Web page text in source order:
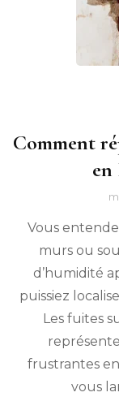
Comment
en
Vous
murs ou
d’humidité
puissiez
Les fuites
frustrantes
vous